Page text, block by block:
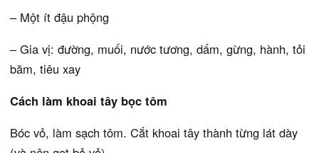
– Một ít đậu phộng
– Gia vị: đường, muối, nước tương, dấm, gừng, hành, tỏi
băm, tiêu xay
Cách làm khoai tây bọc tôm
Bóc vỏ, làm sạch tôm. Cắt khoai tây thành từng lát dày